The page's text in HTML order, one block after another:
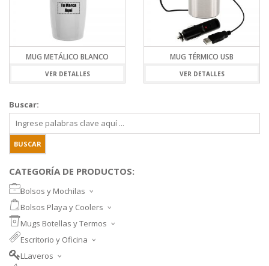
MUG METÁLICO BLANCO
VER DETALLES
MUG TÉRMICO USB
VER DETALLES
Buscar:
CATEGORÍA DE PRODUCTOS:
Bolsos y Mochilas
MOCHILAS DEPORTIVAS
MOCHILAS NOTEBOOK
MALETINES Y FUNDAS
BANANOS
Bolsos Playa y Coolers
COOLERS
MORRALES
Mugs Botellas y Termos
TAZA DE VIDRIO
SET PARA VINOS
Escritorio y Oficina
SET MEMO Y POST-IT
LLaveros